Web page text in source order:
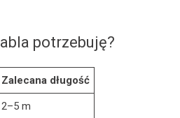
potrzebuję?
Zalecana długość
2–5 m